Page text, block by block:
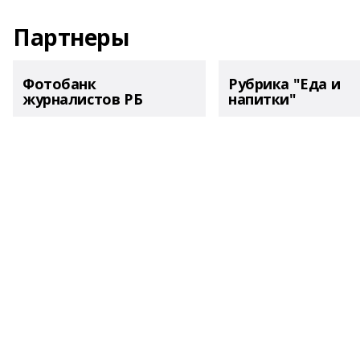
Партнеры
Фотобанк
журналистов РБ
Рубрика "Еда и
напитки"